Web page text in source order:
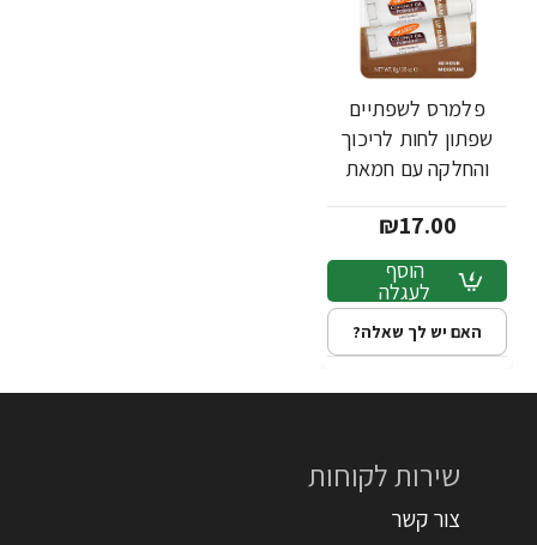
פלמרס לשפתיים
שפתון לחות לריכוך
והחלקה עם חמאת
יח נפח 4 גרם כל אחד
- Palmer's
₪17.00
הוסף
לעגלה
האם יש לך שאלה?
שירות לקוחות
צור קשר